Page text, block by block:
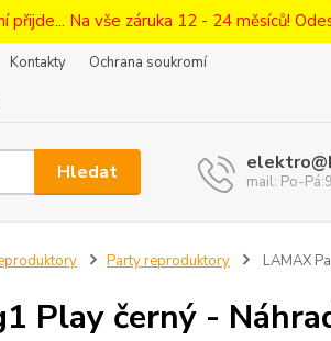
Na vše záruka 12 - 24 měsíců!
Kontakty
Ochrana soukromí
Hledat mail: Po-
Party reproduktory LAMAX
Play černý -